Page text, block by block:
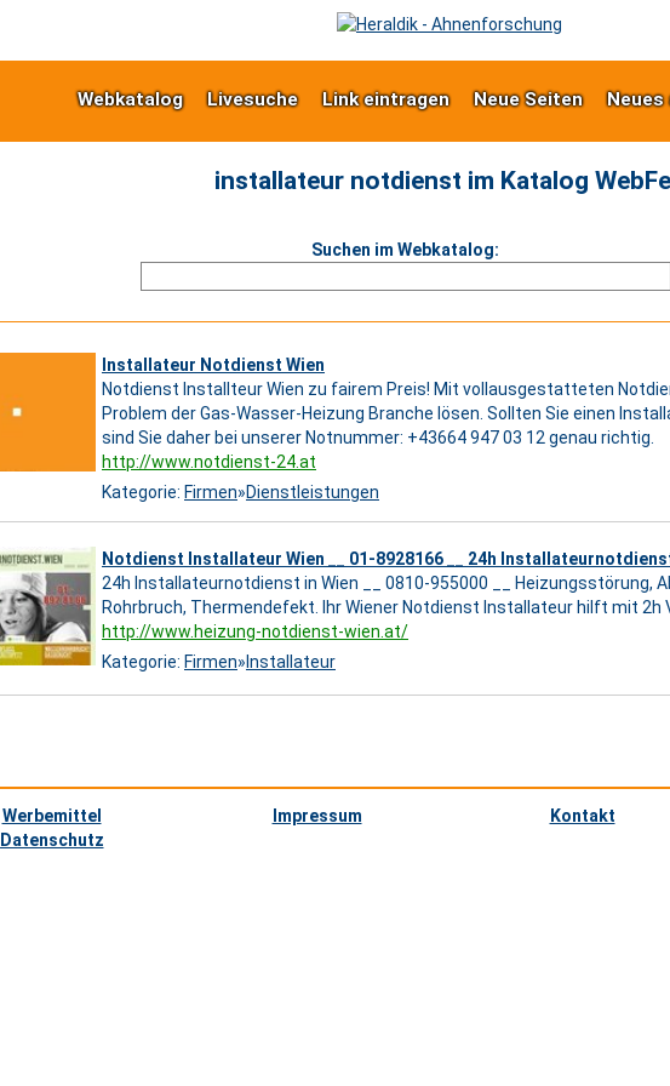
Webkatalog Livesuche Link eintragen Neue Seiten Neues
installateur notdienst im Katalog
Suchen im Webkatalog:
Installateur Notdienst Wien
Notdienst Installteur Wien zu fairem Preis! Mit vollausgestatteten
Problem der Gas-Wasser-Heizung Branche lösen. Sollten Sie einen
sind Sie daher bei unserer Notnummer: +43664 947 03 12 genau richtig.
http://www.notdienst-24.at
Kategorie: Firmen»Dienstleistungen
Notdienst Installateur Wien __ 01-8928166 __ 24h
24h Installateurnotdienst in Wien __ 0810-955000 __ Heizungsstörung,
Rohrbruch, Thermendefekt. Ihr Wiener Notdienst Installateur hilft mit 2h
http://www.heizung-notdienst-wien.at/
Kategorie: Firmen» Installateur
Werbemittel Impressum Kontakt
Datenschutz